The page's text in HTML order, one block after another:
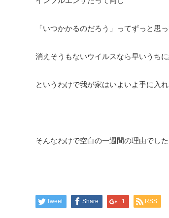
「いつかかるのだろう」ってずっと思
消えそうもないウイルスなら早いうち
というわけで我が家はいよいよ手に入れ
そんなわけで空白の一週間の理由でした
Tweet Share +1 RSS